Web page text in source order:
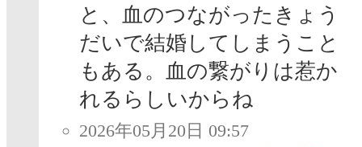
と、血のつながったきょう
だいで結婚してしまうこと
もある。血の繋がりは惹か
れるらしいからね
2026年05月20日 09:57